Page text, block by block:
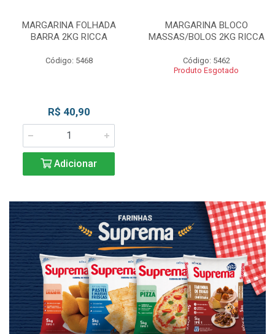
MARGARINA FOLHADA
BARRA 2KG RICCA
Código: 5468
R$ 40,90
Adicionar
MARGARINA BLOCO
MASSAS/BOLOS 2KG RICCA
Código: 5462
Produto Esgotado